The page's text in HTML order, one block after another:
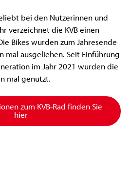
bei den Nutzerinnen und
verzeichnet die KVB einen
Bikes wurden zum Jahresende
mal ausgeliehen. Seit Einführung
im Jahr 2021 wurden die
mal genutzt.
zum KVB-Rad finden Sie
hier